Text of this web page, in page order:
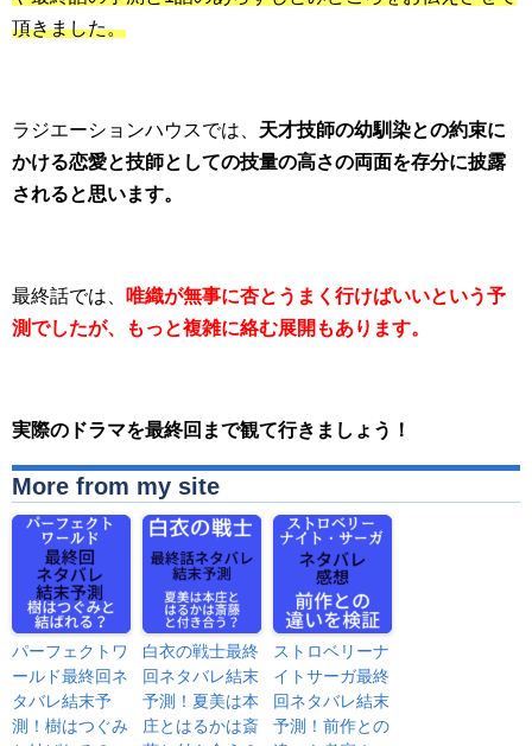
頂きました。
ラジエーションハウスでは、 天才技師の幼馴染との約束に
かける恋愛と技師としての技量の高さの両面を存分に披露
されると思います。
最終話では、
唯織が無事に杏とうまく行けばいいという予
測でしたが、もっと複雑に絡む展開もあります。
実際のドラマを最終回まで観て行きましょう！
More from my site
パーフェクトワ
ールド最終回ネ
タバレ結末予
測！樹はつぐみ
白衣の戦士最終
回ネタバレ結末
予測！夏美は本
庄とはるかは斎
ストロベリーナ
イトサーガ最終
回ネタバレ結末
予測！前作との